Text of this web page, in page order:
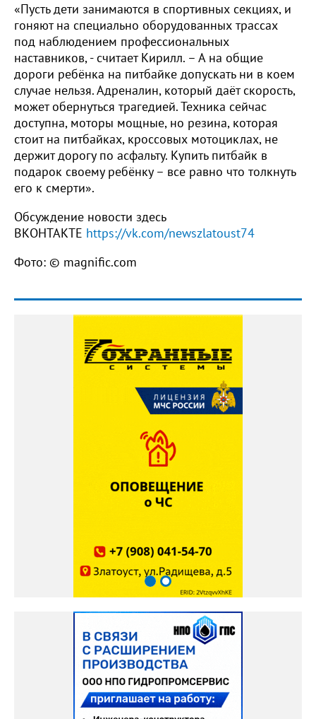
«Пусть дети занимаются в спортивных секциях, и
гоняют на специально оборудованных трассах
под наблюдением профессиональных
наставников, - считает Кирилл. – А на общие
дороги ребёнка на питбайке допускать ни в коем
случае нельзя. Адреналин, который даёт скорость,
может обернуться трагедией. Техника сейчас
доступна, моторы мощные, но резина, которая
стоит на питбайках, кроссовых мотоциклах, не
держит дорогу по асфальту. Купить питбайк в
подарок своему ребёнку – все равно что толкнуть
его к смерти».
Обсуждение новости здесь
ВКОНТАКТЕ https://vk.com/newszlatoust74
Фото: © magnific.com